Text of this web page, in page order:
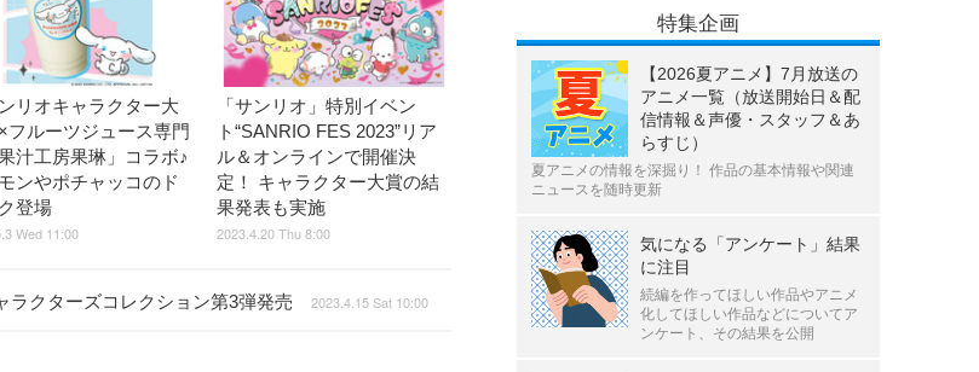
ンリオキャラクター大
フルーツジュース専門
汁工房果琳」コラボ♪
ンやポチャッコのド
登場
Wed 11:00
「サンリオ」特別イベン
ト“SANRIO FES 2023”リア
ル＆オンラインで開催決
定！ キャラクター大賞の結
果発表も実施
2023.4.20 Thu 8:00
ラクターズコレクション第3弾発売 2023.4.15 Sat 10:00
特集企画
【2026夏アニメ】7月放送の
アニメ一覧（放送開始日＆配
信情報＆声優・スタッフ＆あ
らすじ）
夏アニメの情報を深掘り！ 作品の基本情報や関連
ニュースを随時更新
気になる「アンケート」結果
に注目
続編を作ってほしい作品やアニメ
化してほしい作品などについてア
ンケート、その結果を公開